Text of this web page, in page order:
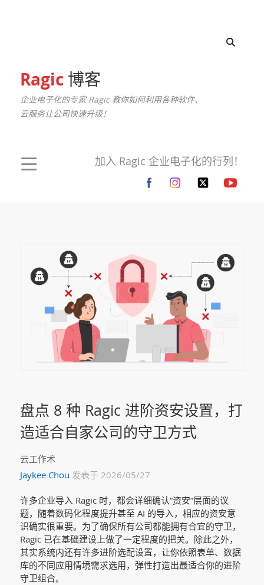
Ragic博客
企业电子化的专家 Ragic 教你如何利用各种软件、
云服务让公司快速升级！
加入 Ragic 企业电子化的行列！
盘点 8 种 Ragic 进阶资安设置，打
造适合自家公司的守卫方式
云工作术
Jaykee Chou 发表于 2026/05/27
许多企业导入 Ragic 时，都会详细确认“资安”层面的议
题，随着数码化程度提升甚至 AI 的导入，相应的资安意
识确实很重要。为了确保所有公司都能拥有合宜的守卫，
Ragic 已在基础建设上做了一定程度的把关。除此之外，
其实系统内还有许多进阶选配设置，让你依照表单、数据
库的不同应用情境需求选用，弹性打造出最适合你的进阶
守卫组合。